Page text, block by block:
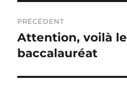
de
l’article
PRÉCÉDENT
Publication
précédente :
Attention, voilà le
baccalauréat